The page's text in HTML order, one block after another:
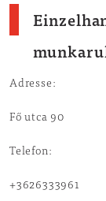
Adresse:
Fő utca 90
Telefon:
+3626333961